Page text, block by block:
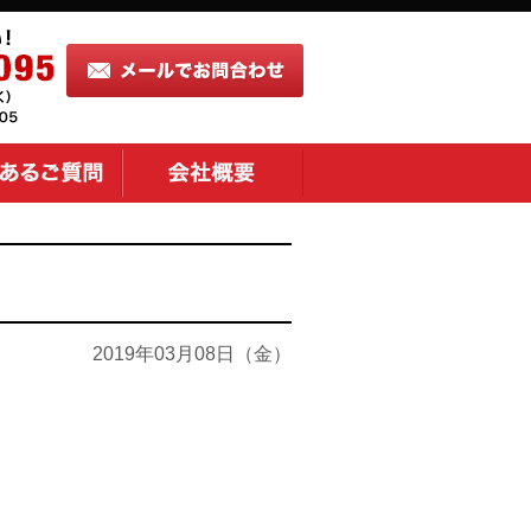
2019年03月08日（金）